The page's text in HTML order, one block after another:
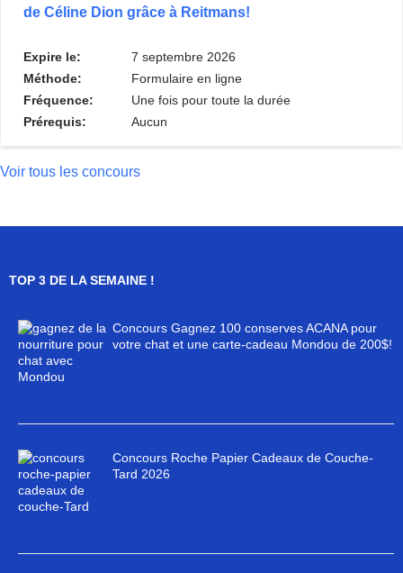
de Céline Dion grâce à Reitmans!
Expire le:
7 septembre 2026
Méthode:
Formulaire en ligne
Fréquence:
Une fois pour toute la durée
Prérequis:
Aucun
Voir tous les concours
TOP 3 DE LA SEMAINE !
Concours Gagnez 100 conserves ACANA pour
votre chat et une carte-cadeau Mondou de 200$!
Concours Roche Papier Cadeaux de Couche-
Tard 2026